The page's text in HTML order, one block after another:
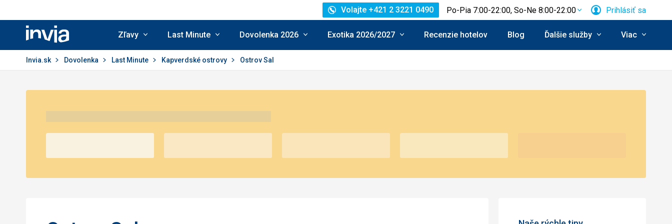
Invia.sk
Volajte +421 2 3221 0490 Po-Pia 7:00-22:00, So-Ne 8:00-22:00 Prihlásiť sa
Zľavy Last Minute Dovolenka 2026 Exotika 2026/2027 Recenzie hotelov Blog Ďalšie služby Viac
Invia.sk Dovolenka Last Minute Kapverdské ostrovy Ostrov Sal